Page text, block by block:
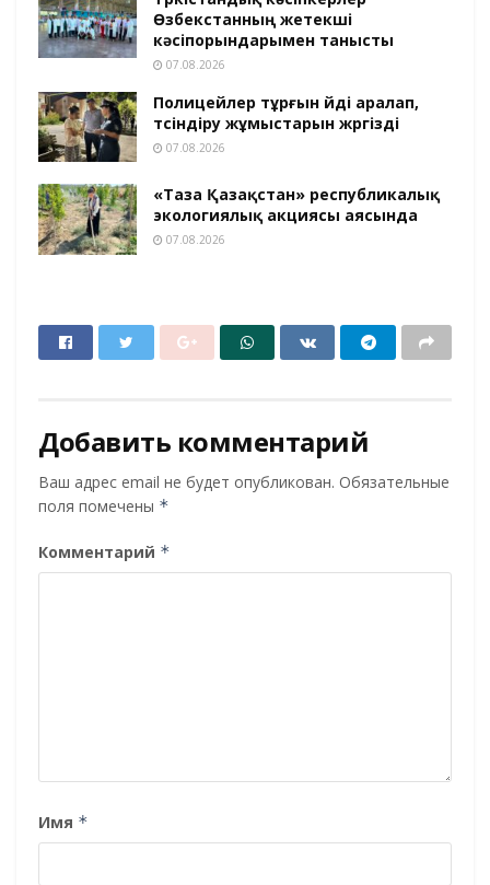
Өзбекстанның жетекші
кәсіпорындарымен танысты
07.08.2026
Полицейлер тұрғын үйді аралап,
түсіндіру жұмыстарын жүргізді
07.08.2026
«Таза Қазақстан» республикалық
экологиялық акциясы аясында
07.08.2026
Добавить комментарий
Ваш адрес email не будет опубликован. Обязательные
поля помечены *
Комментарий *
Имя *